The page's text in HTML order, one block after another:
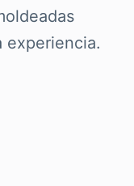
experiencia.